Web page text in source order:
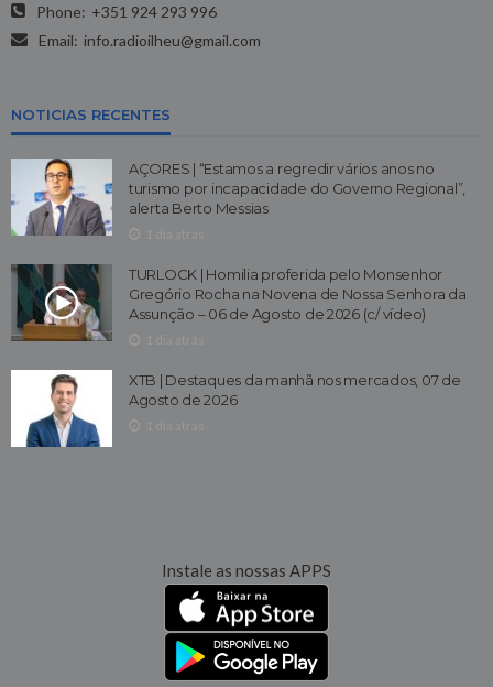
Phone: +351 924 293 996
Email: info.radioilheu@gmail.com
NOTICIAS RECENTES
AÇORES | “Estamos a regredir vários anos no
turismo por incapacidade do Governo Regional”,
alerta Berto Messias
TURLOCK | Homilia proferida pelo Monsenhor
Gregório Rocha na Novena de Nossa Senhora da
Assunção – 06 de Agosto de 2026 (c/ vídeo)
XTB | Destaques da manhã nos mercados, 07 de
Agosto de 2026
Instale as nossas APPS